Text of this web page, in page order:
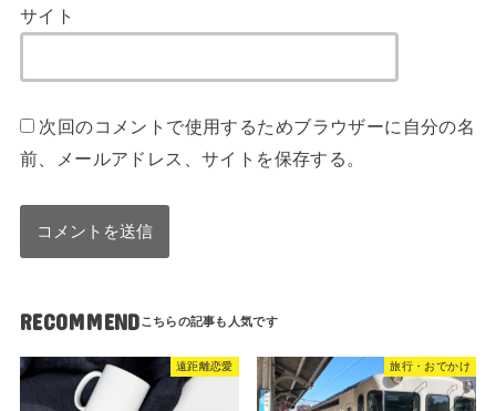
サイト
次回のコメントで使用するためブラウザーに自分の名
前、メールアドレス、サイトを保存する。
RECOMMEND
遠距離恋愛 旅行・おでかけ